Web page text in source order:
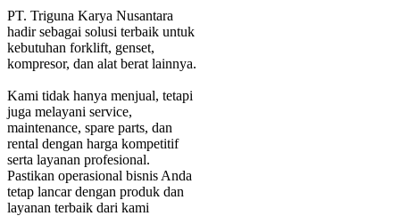
PT. Triguna Karya Nusantara
hadir sebagai solusi terbaik untuk
kebutuhan forklift, genset,
kompresor, dan alat berat lainnya.
Kami tidak hanya menjual, tetapi
juga melayani service,
maintenance, spare parts, dan
rental dengan harga kompetitif
serta layanan profesional.
Pastikan operasional bisnis Anda
tetap lancar dengan produk dan
layanan terbaik dari kami